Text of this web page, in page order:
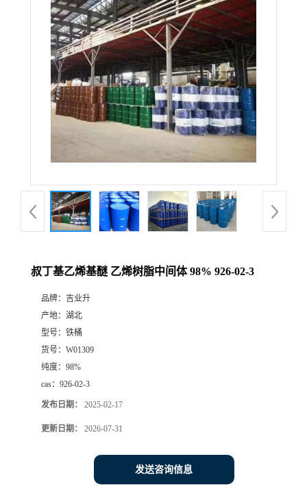
叔丁基乙烯基醚 乙烯树脂中间体 98% 926-02-3
品牌： 吉业升
产地： 湖北
型号： 铁桶
货号： W01309
纯度： 98%
cas： 926-02-3
发布日期： 2025-02-17
更新日期： 2026-07-31
发送咨询信息